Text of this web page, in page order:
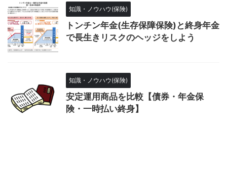
知識・ノウハウ(保険)
トンチン年金(生存保障保険)と終身年金
で長生きリスクのヘッジをしよう
知識・ノウハウ(保険)
安定運用商品を比較【債券・年金保
険・一時払い終身】